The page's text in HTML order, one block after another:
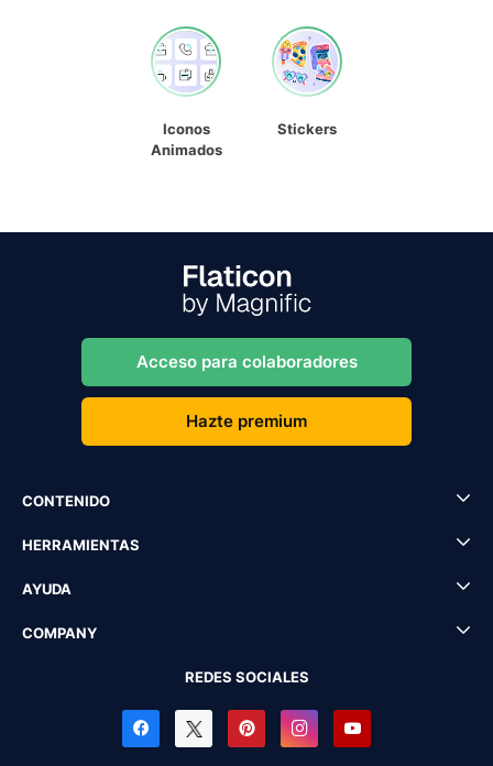
Iconos
Animados
Stickers
Acceso para colaboradores
Hazte premium
CONTENIDO
HERRAMIENTAS
AYUDA
COMPANY
REDES SOCIALES